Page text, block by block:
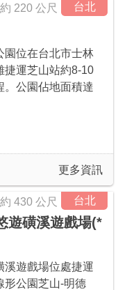
台北
約 220 公尺
園位在台北市士林
捷運芝山站約8-10
。公園佔地面積達
更多資訊
台北
遊磺溪遊戲場(*
約 430 公尺
溪遊戲場位處捷運
形公園芝山-明德